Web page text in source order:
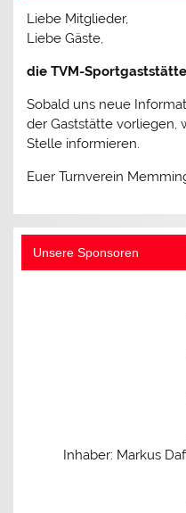
Liebe Mitglieder,
Liebe Gäste,
die TVM-
Sobald uns neue
der Gaststätte vorliegen,
Stelle informieren.
Euer Turnverein
Unsere Sponsoren
Inhaber: Markus